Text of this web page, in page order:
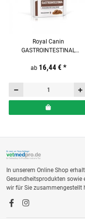
Royal Canin
GASTROINTESTINAL
Stückchen in Soße
ab 16,44 € *
In unserem Online Shop
Gesundheitsprodukten sowie
wir für Sie zusammengestellt